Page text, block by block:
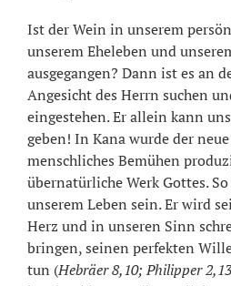
Ist der Wein in unserem
unserem Eheleben und
ausgegangen? Dann ist es an
Angesicht des Herrn suchen
eingestehen. Er allein kann
geben! In Kana wurde der
menschliches Bemühen
übernatürliche Werk Gottes.
unserem Leben sein. Er wird
Herz und in unseren Sinn
bringen, seinen perfekten
tun (Hebräer 8,10; Philipper 2,13